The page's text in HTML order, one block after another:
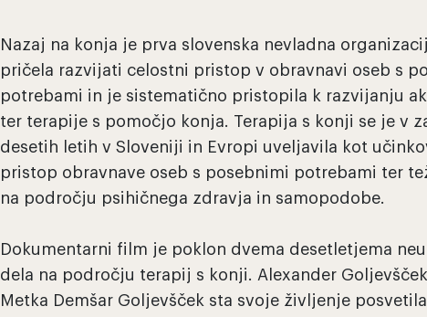
Nazaj na konja je prva slovenska nevladna
pričela razvijati celostni pristop v obravnavi oseb s
potrebami in je sistematično pristopila k razvijanju
ter terapije s pomočjo konja. Terapija s konji se je v
desetih letih v Sloveniji in Evropi uveljavila kot
pristop obravnave oseb s posebnimi potrebami ter
na področju psihičnega zdravja in samopodobe.
Dokumentarni film je poklon dvema desetletjema
dela na področju terapij s konji. Alexander
Metka Demšar Goljevšček sta svoje življenje